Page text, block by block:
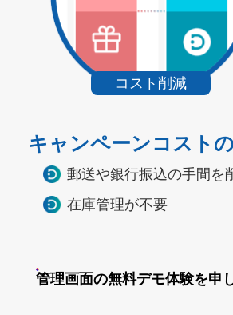
コスト削減
キャンペーンコスト
郵送や銀行振込の手間を
在庫管理が不要
管理画面の無料デモ体験を申